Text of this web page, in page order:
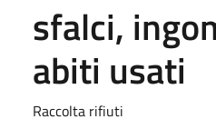
sfalci,
abiti usati
Raccolta rifiuti